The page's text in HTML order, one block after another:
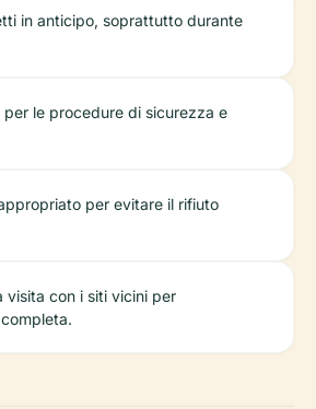
in anticipo, soprattutto durante
per le procedure di sicurezza e
per evitare il rifiuto
visita con i siti vicini per